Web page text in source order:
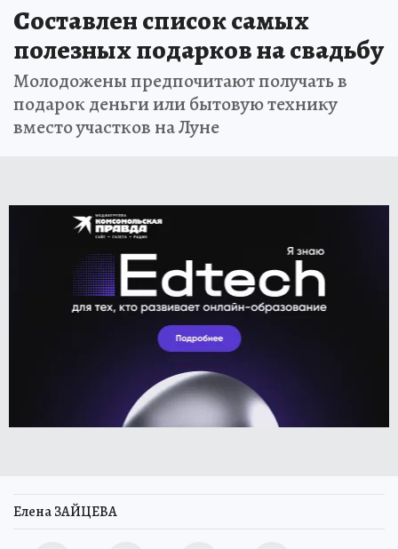
Составлен список самых
полезных подарков на свадьбу
Молодожены предпочитают получать в
подарок деньги или бытовую технику
вместо участков на Луне
Елена ЗАЙЦЕВА